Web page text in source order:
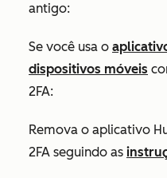
antigo:
Se você usa o
dispositivos móveis
2FA:
Remova o aplicativo
2FA seguindo as